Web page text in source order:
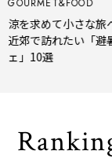
涼を求めて小さな旅
近郊で訪れたい「避
ェ」10選